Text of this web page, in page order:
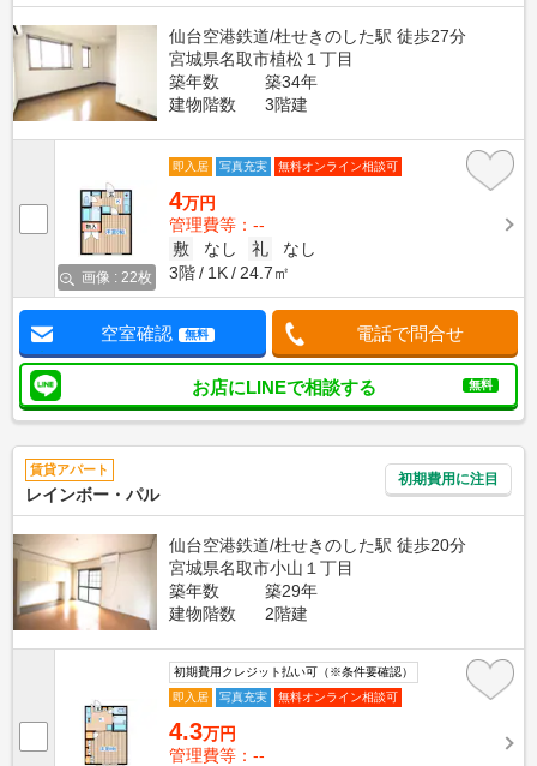
仙台空港鉄道/杜せきのした駅 徒歩27分
宮城県名取市植松１丁目
築年数
築34年
建物階数
3階建
画像 : 22枚
即入居 写真充実 無料オンライン相談可
4万円
管理費等：--
敷
なし 礼
なし
3階
1K 24.7㎡
空室確認 無料 電話で問合せ
お店にLINEで相談する 無料
賃貸アパート
レインボー・パル
初期費用に注目
仙台空港鉄道/杜せきのした駅 徒歩20分
宮城県名取市小山１丁目
築年数
築29年
建物階数
2階建
初期費用クレジット払い可（※条件要確認）
即入居
写真充実 無料オンライン相談可
4.3万円
管理費等：--